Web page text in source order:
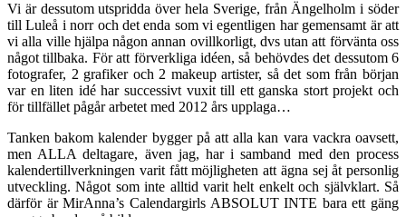
Vi är dessutom utspridda över hela Sverige, från Ängelholm i söder
till Luleå i norr och det enda som vi egentligen har gemensamt är att
vi alla ville hjälpa någon annan ovillkorligt, dvs utan att förvänta oss
något tillbaka. För att förverkliga idéen, så behövdes det dessutom 6
fotografer, 2 grafiker och 2 makeup artister, så det som från början
var en liten idé har successivt vuxit till ett ganska stort projekt och
för tillfället pågår arbetet med 2012 års upplaga…
Tanken bakom kalender bygger på att alla kan vara vackra oavsett,
men ALLA deltagare, även jag, har i samband med den process
kalendertillverkningen varit fått möjligheten att ägna sej åt personlig
utveckling. Något som inte alltid varit helt enkelt och självklart. Så
därför är MirAnna’s Calendargirls ABSOLUT INTE bara ett gäng